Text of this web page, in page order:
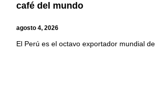
café del mundo
agosto 4, 2026
El Perú es el octavo exportador mundial